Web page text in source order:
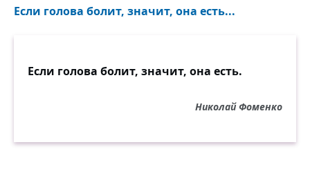
Если голова болит, значит, она есть...
Если голова болит, значит, она есть.
Николай Фоменко